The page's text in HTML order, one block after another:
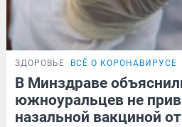
ЗДОРОВЬЕ ВСЁ О КОРОНАВИРУСЕ
В Минздраве
южноуральцев не
назальной вакциной